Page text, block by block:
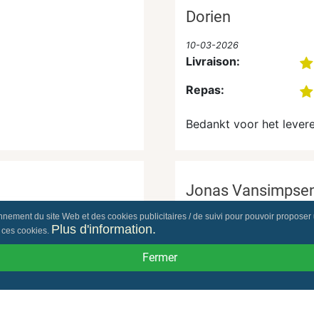
Dorien
10-03-2026
Livraison:
Repas:
Bedankt voor het
Jonas
26-02-2026
du site Web et des cookies publicitaires / de suivi pour pouvoir
cookies. Plus d'information.
Fermer